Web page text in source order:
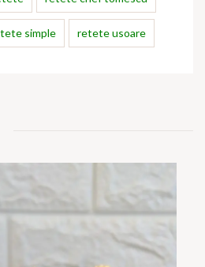
simple retete usoare